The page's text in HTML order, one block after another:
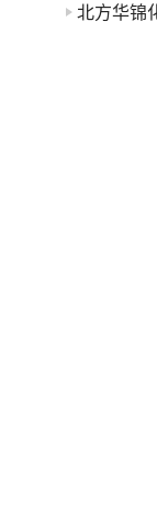
北方华锦